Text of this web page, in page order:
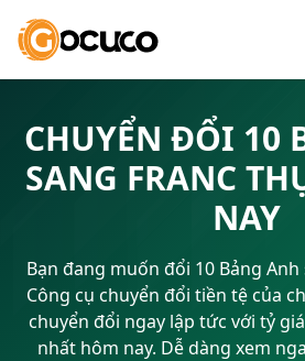
CHUYỂN ĐỔI 10
SANG FRANC
NAY
Bạn đang muốn đổi 10 Bảng Anh
Công cụ chuyển đổi tiền tệ của
chuyển đổi ngay lập tức với tỷ
nhất hôm nay. Dễ dàng xem